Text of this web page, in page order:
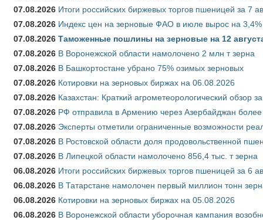
07.08.2026 Итоги российских биржевых торгов пшеницей за 7
07.08.2026 Индекс цен на зерновые ФАО в июле вырос на 3,4%
07.08.2026 Таможенные пошлины на зерновые на 12
07.08.2026 В Воронежской области намолочено 2 млн т зерна
07.08.2026 В Башкортостане убрано 75% озимых зерновых
07.08.2026 Котировки на зерновых биржах на 06.08.2026
07.08.2026 Казахстан: Краткий агрометеорологический обзор
07.08.2026 РФ отправила в Армению через Азербайджан более
07.08.2026 Эксперты отметили ограниченные возможности
07.08.2026 В Ростовской области доля продовольственной
07.08.2026 В Липецкой области намолочено 856,4 тыс. т зерна
06.08.2026 Итоги российских биржевых торгов пшеницей за 6
06.08.2026 В Татарстане намолочен первый миллион тонн
06.08.2026 Котировки на зерновых биржах на 05.08.2026
06.08.2026 В Воронежской области уборочная кампания